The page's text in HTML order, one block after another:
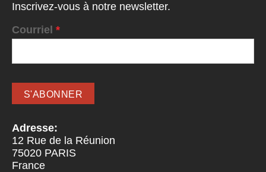
Inscrivez-vous à notre newsletter.
Courriel *
Adresse:
12 Rue de la Réunion
75020 PARIS
France